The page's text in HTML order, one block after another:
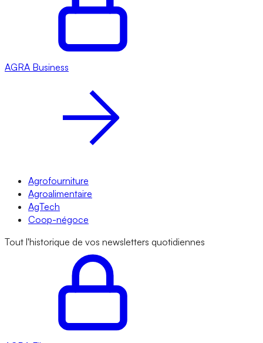
AGRA Business
Agrofourniture
Agroalimentaire
AgTech
Coop-négoce
Tout l'historique de vos newsletters quotidiennes